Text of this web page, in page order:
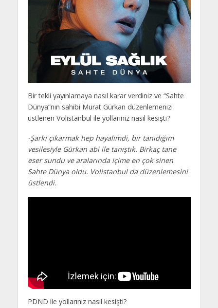
Bir tekli yayınlamaya nasıl karar verdiniz ve “Sahte
Dünya”nın sahibi Murat Gürkan düzenlemenizi
üstlenen Volistanbul ile yollarınız nasıl kesişti?
-Şarkı çıkarmak hep hayalimdi, bir tanıdığım
vesilesiyle Gürkan abi ile tanıştık. Birkaç tane
eser sundu ve aralarında içime en çok sinen
Sahte Dünya oldu. Volistanbul da düzenlemesini
üstlendi.
PDND ile yollarınız nasıl kesişti?